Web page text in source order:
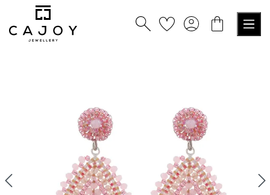
principale